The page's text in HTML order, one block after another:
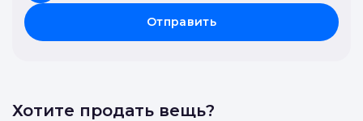
Отправить
Хотите продать вещь?